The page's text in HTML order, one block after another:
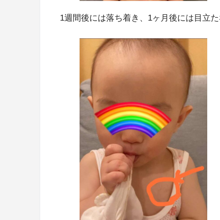
1週間後には落ち着き、1ヶ月後には目立た